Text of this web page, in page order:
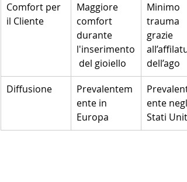
Comfort per
il Cliente
Maggiore
comfort
durante
l'inserimento
del gioiello
Minimo
trauma
grazie
dell’ago
Diffusione
Prevalentem
ente in
Europa
ente negli
Stati Uniti